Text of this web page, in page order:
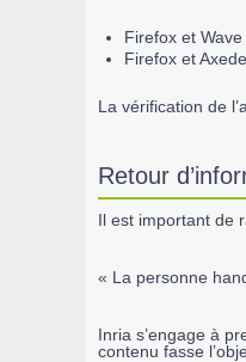
Firefox et Wave
Firefox et
La vérification de
Retour
Il est important de
« La personne
Inria s’engage à
contenu fasse